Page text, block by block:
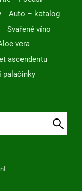
Auto – katalog
Svařené víno
vera
ascendentu
palačinky